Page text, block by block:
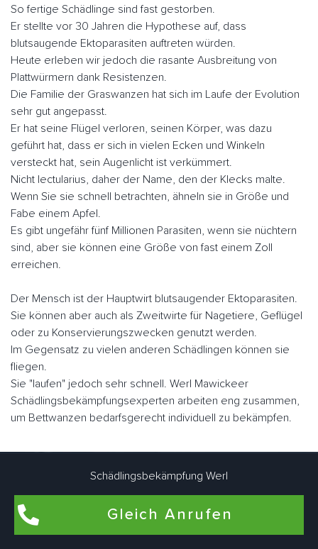
So fertige Schädlinge sind fast gestorben.
Er stellte vor 30 Jahren die Hypothese auf, dass
blutsaugende Ektoparasiten auftreten würden.
Heute erleben wir jedoch die rasante Ausbreitung von
Plattwürmern dank Resistenzen.
Die Familie der Graswanzen hat sich im Laufe der Evolution
sehr gut angepasst.
Er hat seine Flügel verloren, seinen Körper, was dazu
geführt hat, dass er sich in vielen Ecken und Winkeln
versteckt hat, sein Augenlicht ist verkümmert.
Nicht lectularius, daher der Name, den der Klecks malte.
Wenn Sie sie schnell betrachten, ähneln sie in Größe und
Fabe einem Apfel.
Es gibt ungefähr fünf Millionen Parasiten, wenn sie nüchtern
sind, aber sie können eine Größe von fast einem Zoll
erreichen.
Der Mensch ist der Hauptwirt blutsaugender Ektoparasiten.
Sie können aber auch als Zweitwirte für Nagetiere, Geflügel
oder zu Konservierungszwecken genutzt werden.
Im Gegensatz zu vielen anderen Schädlingen können sie
fliegen.
Sie "laufen" jedoch sehr schnell. Werl Mawickeer
Schädlingsbekämpfungsexperten arbeiten eng zusammen,
um Bettwanzen bedarfsgerecht individuell zu bekämpfen.
Flohbekämpfung in Werl Mawicke
Flöhe kommen am häufigsten in Wohnungen und Häusern
vor, in denen Haustiere wie Hunde und Katzen leben. Auch
in Wohnräumen, die schon lange nicht mehr von Haustieren
Schädlingsbekämpfung Werl
Gleich Anrufen